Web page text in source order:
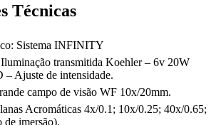
Técnicas
Sistema INFINITY
transmitida Koehler – 6v 20W
Ajuste de intensidade.
campo de visão WF 10x/20mm.
Acromáticas 4x/0.1; 10x/0.25; 40x/0.65;
de imersão).